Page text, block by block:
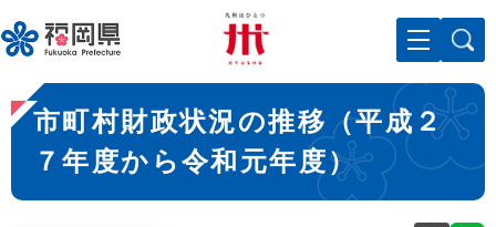
ー
ジ
先
頭
。
メニューを飛ばして本文へ
本
文
市町村財政状況の推移（平成２
７年度から令和元年度）